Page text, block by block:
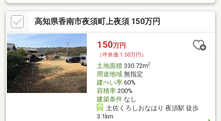
高知県香南市夜須町上夜須 150万円
150万円
（坪単価:1.50万円）
土地面積330.72m2
用途地域無指定
建ぺい率60%
容積率200%
建築条件なし
土佐くろしおなはり 夜須駅 徒歩
3.1km